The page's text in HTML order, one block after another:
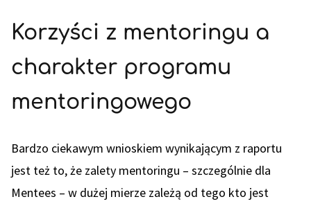
Korzyści z mentoringu a
charakter programu
mentoringowego
Bardzo ciekawym wnioskiem wynikającym z raportu
jest też to, że zalety mentoringu – szczególnie dla
Mentees – w dużej mierze zależą od tego kto jest